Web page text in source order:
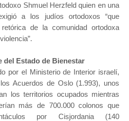
Shmuel Herzfeld quien en una
a los judíos ortodoxos “que
de la comunidad ortodoxa
del Estado de Bienestar
por el Ministerio de Interior israelí,
Acuerdos de Oslo (1.993), unos
los territorios ocupados mientras
más de 700.000 colonos que
por Cisjordania (140